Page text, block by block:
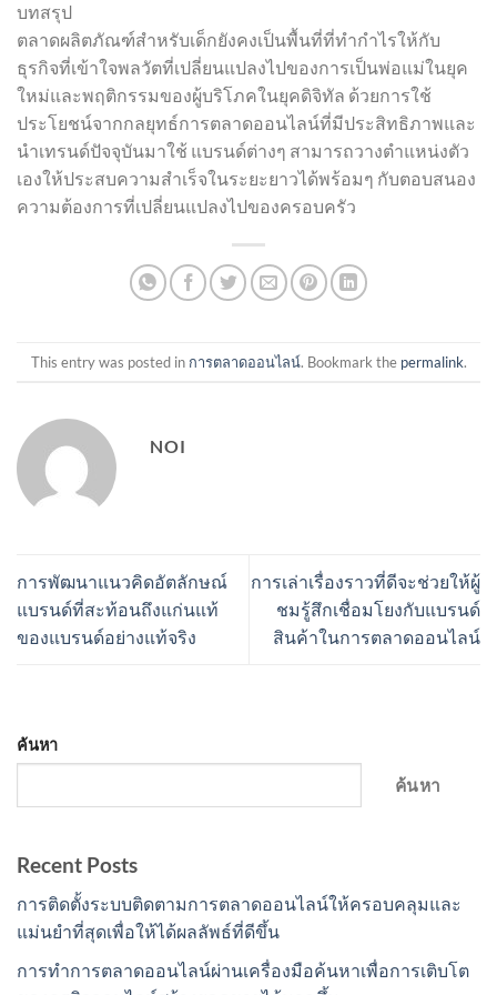
บทสรุป
ตลาดผลิตภัณฑ์สำหรับเด็กยังคงเป็นพื้นที่ที่ทำกำไรให้กับ
ธุรกิจที่เข้าใจพลวัตที่เปลี่ยนแปลงไปของการเป็นพ่อแม่ในยุค
ใหม่และพฤติกรรมของผู้บริโภคในยุคดิจิทัล ด้วยการใช้
ประโยชน์จากกลยุทธ์การตลาดออนไลน์ที่มีประสิทธิภาพและ
นำเทรนด์ปัจจุบันมาใช้ แบรนด์ต่างๆ สามารถวางตำแหน่งตัว
เองให้ประสบความสำเร็จในระยะยาวได้พร้อมๆ กับตอบสนอง
ความต้องการที่เปลี่ยนแปลงไปของครอบครัว
This entry was posted in การตลาดออนไลน์. Bookmark the permalink.
NOI
การพัฒนาแนวคิดอัตลักษณ์
แบรนด์ที่สะท้อนถึงแก่นแท้
ของแบรนด์อย่างแท้จริง
การเล่าเรื่องราวที่ดีจะช่วยให้ผู้
ชมรู้สึกเชื่อมโยงกับแบรนด์
สินค้าในการตลาดออนไลน์
ค้นหา
ค้นหา
Recent Posts
การติดตั้งระบบติดตามการตลาดออนไลน์ให้ครอบคลุมและ
แม่นยำที่สุดเพื่อให้ได้ผลลัพธ์ที่ดีขึ้น
การทำการตลาดออนไลน์ผ่านเครื่องมือค้นหาเพื่อการเติบโต